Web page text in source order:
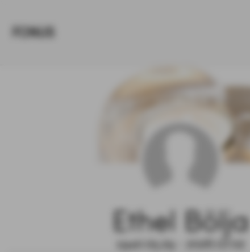
FONUS
Ethel Bölja
1940.05.29 - 2026.07.02